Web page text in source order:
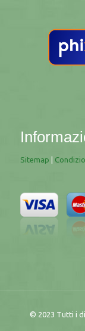
Sitemap
© 2023 Tutti i